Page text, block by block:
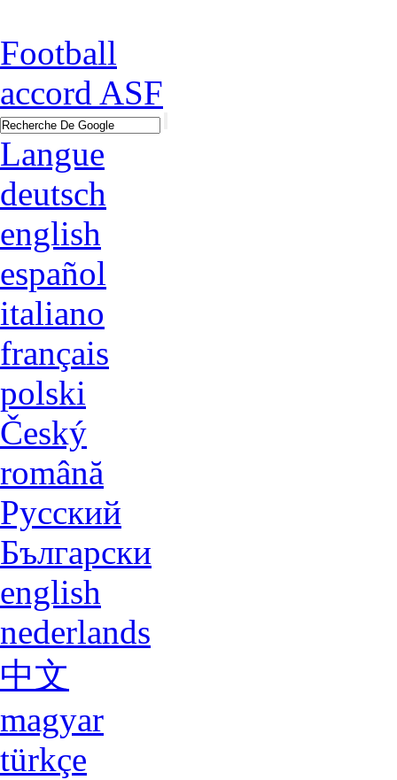
Football
accord ASF
Langue
deutsch
english
español
italiano
français
polski
Český
română
Русский